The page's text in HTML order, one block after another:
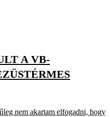
A VB-
nem akartam elfogadni, hogy